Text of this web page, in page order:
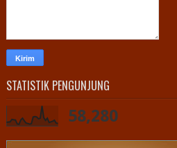
STATISTIK PENGUNJUNG
58,280